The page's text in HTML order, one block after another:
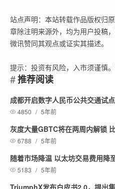
站点声明：本站转载作品版权归
章除注明来源外，均为用户投稿
微讯赞同其观点或证实其描述。
提示：投资有风险，入市须谨慎
推荐阅读
成都开启数字人民币公共交通试
4850 / 5年前
灰度大量GBTC将在两周内解锁
6788 / 5年前
随着市场降温 以太坊交易费用降
5183 / 5年前
TriumphX发布白皮书2.0，提出